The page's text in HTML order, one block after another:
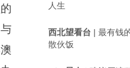
人生
西北望看台 | 最有钱
散伙饭